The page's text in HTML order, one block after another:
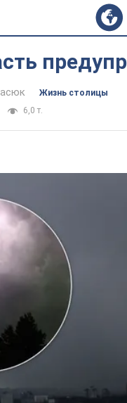
Жизнь столицы
6,0 т.